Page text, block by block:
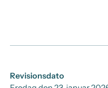
Revisionsdato